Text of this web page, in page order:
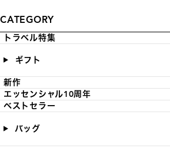
CATEGORY
トラベル特集
ギフト
新作
エッセンシャル10周年
ベストセラー
バッグ